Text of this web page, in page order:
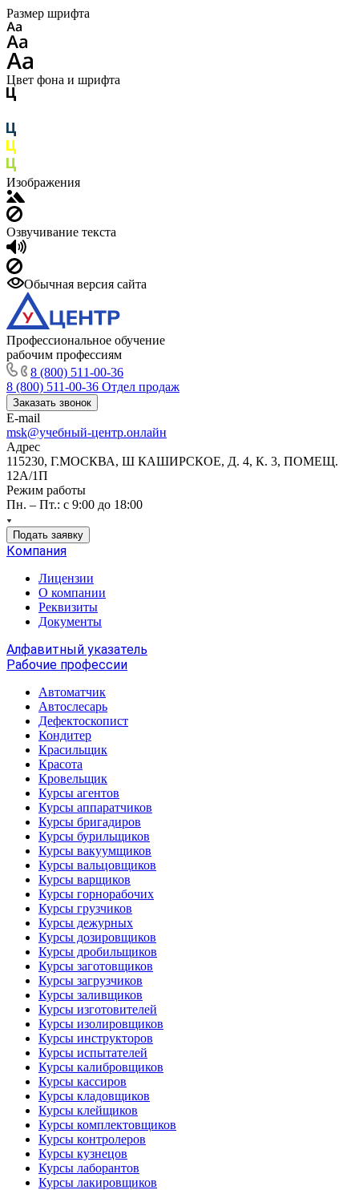
Размер шрифта
Цвет фона и шрифта
Изображения
Озвучивание текста
Обычная версия сайта
Профессиональное обучение
рабочим профессиям
8 (800) 511-00-36
8 (800) 511-00-36 Отдел продаж
Заказать звонок
E-mail
msk@учебный-центр.онлайн
Адрес
115230, Г.МОСКВА, Ш КАШИРСКОЕ, Д. 4, К. 3, ПОМЕЩ.
12А/1П
Режим работы
Пн. – Пт.: с 9:00 до 18:00
Подать заявку
Компания
Лицензии
О компании
Реквизиты
Документы
Алфавитный указатель
Рабочие профессии
Автоматчик
Автослесарь
Дефектоскопист
Кондитер
Красильщик
Красота
Кровельщик
Курсы агентов
Курсы аппаратчиков
Курсы бригадиров
Курсы бурильщиков
Курсы вакуумщиков
Курсы вальцовщиков
Курсы варщиков
Курсы горнорабочих
Курсы грузчиков
Курсы дежурных
Курсы дозировщиков
Курсы дробильщиков
Курсы заготовщиков
Курсы загрузчиков
Курсы заливщиков
Курсы изготовителей
Курсы изолировщиков
Курсы инструкторов
Курсы испытателей
Курсы калибровщиков
Курсы кассиров
Курсы кладовщиков
Курсы клейщиков
Курсы комплектовщиков
Курсы контролеров
Курсы кузнецов
Курсы лаборантов
Курсы лакировщиков